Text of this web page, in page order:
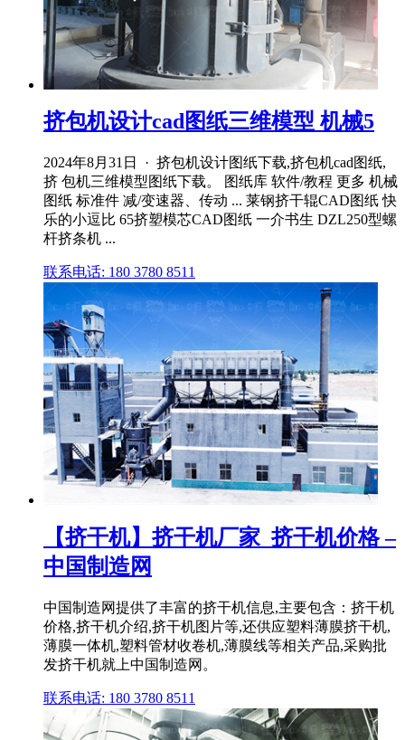
挤包机设计cad图纸三维模型 机械5
2024年8月31日 · 挤包机设计图纸下载,挤包机cad图纸,
挤 包机三维模型图纸下载。 图纸库 软件/教程 更多 机械
图纸 标准件 减/变速器、传动 ... 莱钢挤干辊CAD图纸 快
乐的小逗比 65挤塑模芯CAD图纸 一介书生 DZL250型螺
杆挤条机 ...
联系电话: 180 3780 8511
【挤干机】挤干机厂家_挤干机价格 –
中国制造网
中国制造网提供了丰富的挤干机信息,主要包含：挤干机
价格,挤干机介绍,挤干机图片等,还供应塑料薄膜挤干机,
薄膜一体机,塑料管材收卷机,薄膜线等相关产品,采购批
发挤干机就上中国制造网。
联系电话: 180 3780 8511